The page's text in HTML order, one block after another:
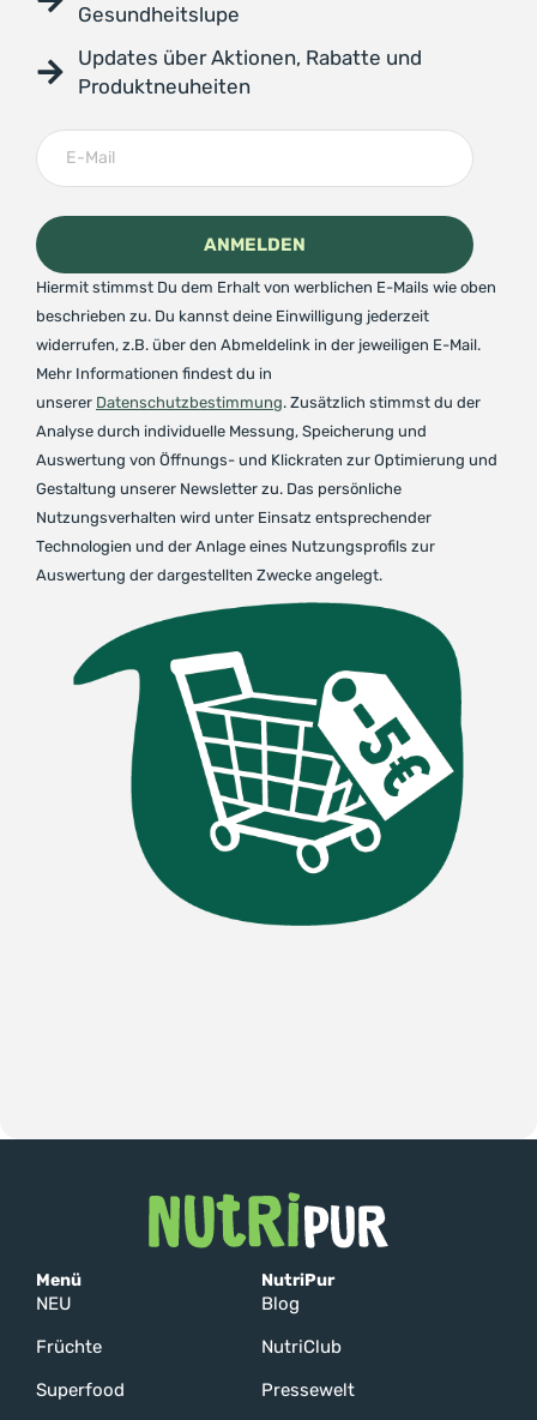
Gesundheitslupe
Updates über Aktionen, Rabatte und
Produktneuheiten
Hiermit stimmst Du dem Erhalt von werblichen E-Mails wie oben
beschrieben zu. Du kannst deine Einwilligung jederzeit
widerrufen, z.B. über den Abmeldelink in der jeweiligen E-Mail.
Mehr Informationen findest du in
unserer Datenschutzbestimmung. Zusätzlich stimmst du der
Analyse durch individuelle Messung, Speicherung und
Auswertung von Öffnungs- und Klickraten zur Optimierung und
Gestaltung unserer Newsletter zu. Das persönliche
Nutzungsverhalten wird unter Einsatz entsprechender
Technologien und der Anlage eines Nutzungsprofils zur
Auswertung der dargestellten Zwecke angelegt.
Menü
NEU
Früchte
Superfood
NutriPur
Blog
NutriClub
Pressewelt